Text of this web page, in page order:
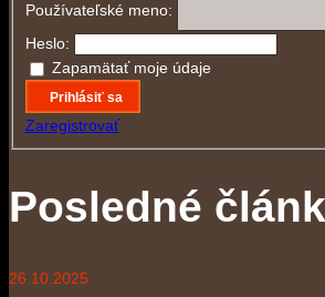
Používateľské meno:
Heslo:
Zapamätať moje údaje
Prihlásiť sa
Zaregistrovať
Posledné
26.10.2025